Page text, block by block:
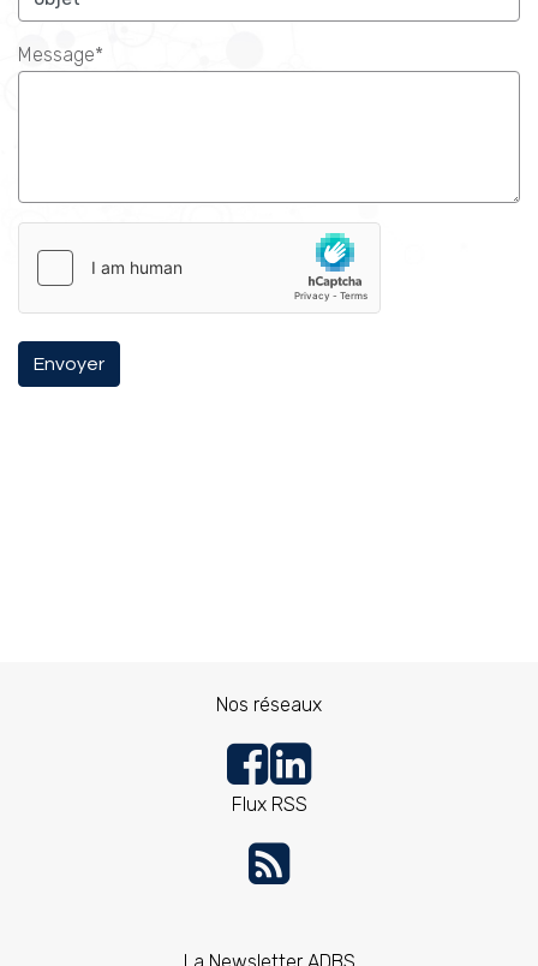
Message*
Envoyer
Nos réseaux
Flux RSS